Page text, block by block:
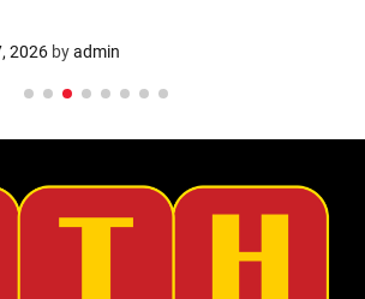
2026 byadmin